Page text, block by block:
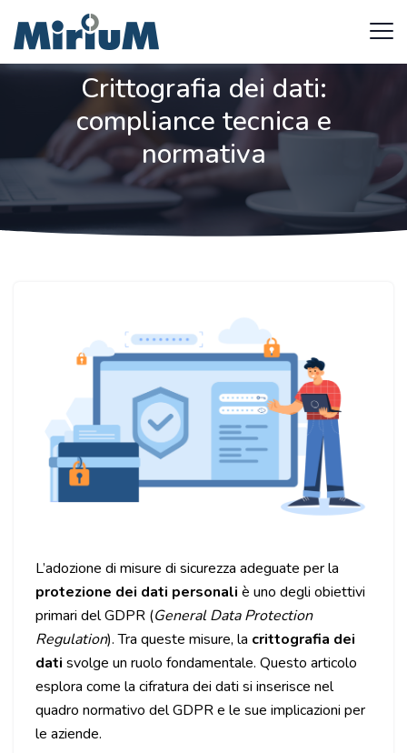
Crittografia dei dati:
compliance tecnica e
normativa
L’adozione di misure di sicurezza adeguate per la
protezione dei dati personali è uno degli obiettivi
primari del GDPR (General Data Protection
Regulation). Tra queste misure, la crittografia dei
dati svolge un ruolo fondamentale. Questo articolo
esplora come la cifratura dei dati si inserisce nel
quadro normativo del GDPR e le sue implicazioni per
le aziende.